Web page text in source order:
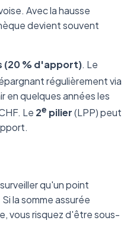
Avec la hausse
devient souvent
(20 % d'apport). Le
régulièrement via
en quelques années les
Le 2e pilier(LPP) peut
qu'un point
Si la somme assurée
vous risquez d'être sous-